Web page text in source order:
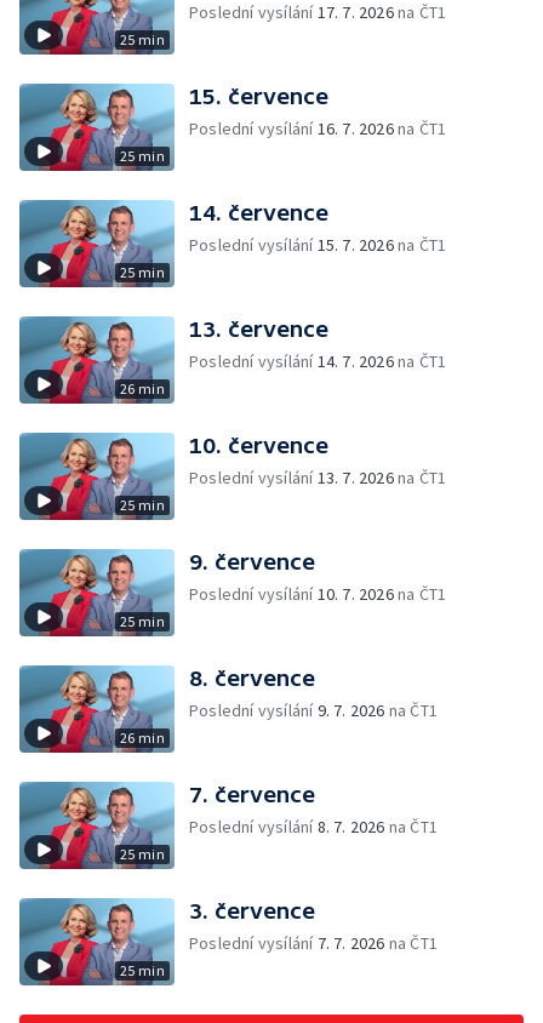
25 min
Poslední vysílání17. 7. 2026na ČT1
25 min
15. července
Poslední vysílání16. 7. 2026na ČT1
25 min
14. července
Poslední vysílání15. 7. 2026na ČT1
26 min
13. července
Poslední vysílání14. 7. 2026na ČT1
25 min
10. července
Poslední vysílání13. 7. 2026na ČT1
25 min
9. července
Poslední vysílání10. 7. 2026na ČT1
26 min
8. července
Poslední vysílání9. 7. 2026 na ČT1
25 min
7. července
Poslední vysílání8. 7. 2026 na ČT1
25 min
3. července
Poslední vysílání 7. 7. 2026 na ČT1